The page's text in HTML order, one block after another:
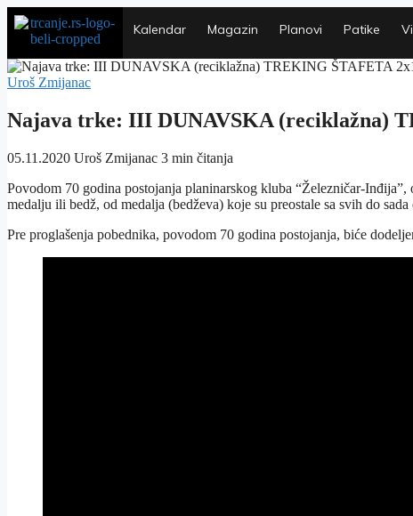
Kalendar Magazin Planovi Patike
Uroš Zmijanac
Najava trke: III DUNAVSKA (reciklažna)
05.11.2020 Uroš Zmijanac 3 min čitanja
Povodom 70 godina postojanja planinarskog kluba “Železničar-
medalju ili bedž, od medalja (bedževa) koje su preostale sa svih do
Pre proglašenja pobednika, povodom 70 godina postojanja, biće